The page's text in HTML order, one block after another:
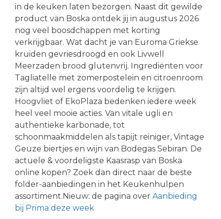
in de keuken laten bezorgen. Naast dit gewilde
product van Boska ontdek jij in augustus 2026
nog veel boosdchappen met korting
verkrijgbaar. Wat dacht je van Euroma Griekse
kruiden gevriesdroogd en ook Livwell
Meerzaden brood glutenvrij. Ingrediënten voor
Tagliatelle met zomerpostelein en citroenroom
zijn altijd wel ergens voordelig te krijgen.
Hoogvliet of EkoPlaza bedenken iedere week
heel veel mooie acties. Van vitale ugli en
authentieke karbonade, tot
schoonmaakmiddelen als tapijt reiniger, Vintage
Geuze biertjes en wijn van Bodegas Sebiran. De
actuele & voordeligste Kaasrasp van Boska
online kopen? Zoek dan direct naar de beste
folder-aanbiedingen in het Keukenhulpen
assortiment.Nieuw: de pagina over Aanbieding
bij Prima deze week